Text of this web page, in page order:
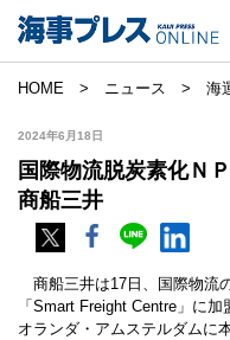
HOME ニュース 海
2024年6月18日
国際物流脱炭素化Ｎ
商船三井
商船三井は17日、国際物流
「Smart Freight Centre」に
オランダ・アムステルダムに